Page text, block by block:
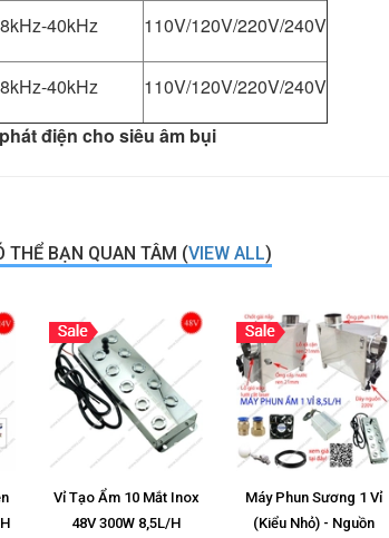
40kHz
110V/120V/220V/240V
40kHz
110V/120V/220V/240V
điện cho siêu âm bụi
THỂ BẠN QUAN TÂM (VIEW ALL)
Vỉ Tạo Ẩm 10 Mắt Inox
48V 300W 8,5L/H
Máy Phun Sương 1 Vỉ
(Kiểu Nhỏ) - Nguồn